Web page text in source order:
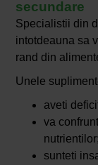
secundare
Specialistii din
intotdeauna sa
rand din
Unele
aveti
va
nutrientilor;
sunteti